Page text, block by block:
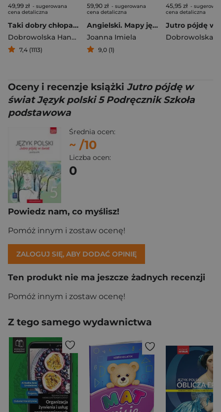
49,99 zł - sugerowana
cena detaliczna
Taki dobry chłopak. Sprawa Kajetana Poznańskiego
Dobrowolska Hanna
7,4 (1113)
59,90 zł - sugerowana
cena detaliczna
Angielski. Mapy językowe
Joanna Imiela
9,0 (1)
45,95 zł -
cena detaliczna
Oceny i recenzje książki Jutro pójdę w
świat Język polski 5 Podręcznik Szkoła
podstawowa
Średnia ocen:
~ /10
Liczba ocen:
0
Powiedz nam, co myślisz!
Pomóż innym i zostaw ocenę!
ZALOGUJ SIĘ, ABY DODAĆ OPINIĘ
Ten produkt nie ma jeszcze żadnych recenzji
Pomóż innym i zostaw ocenę!
Z tego samego wydawnictwa